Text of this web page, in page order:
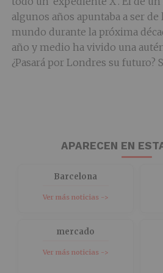
algunos años apuntaba a ser
mundo durante la próxima
año y medio ha vivido una
¿Pasará por Londres su futuro?
APARECEN EN
Barcelona
Ver más noticias ->
mercado
Ver más noticias ->